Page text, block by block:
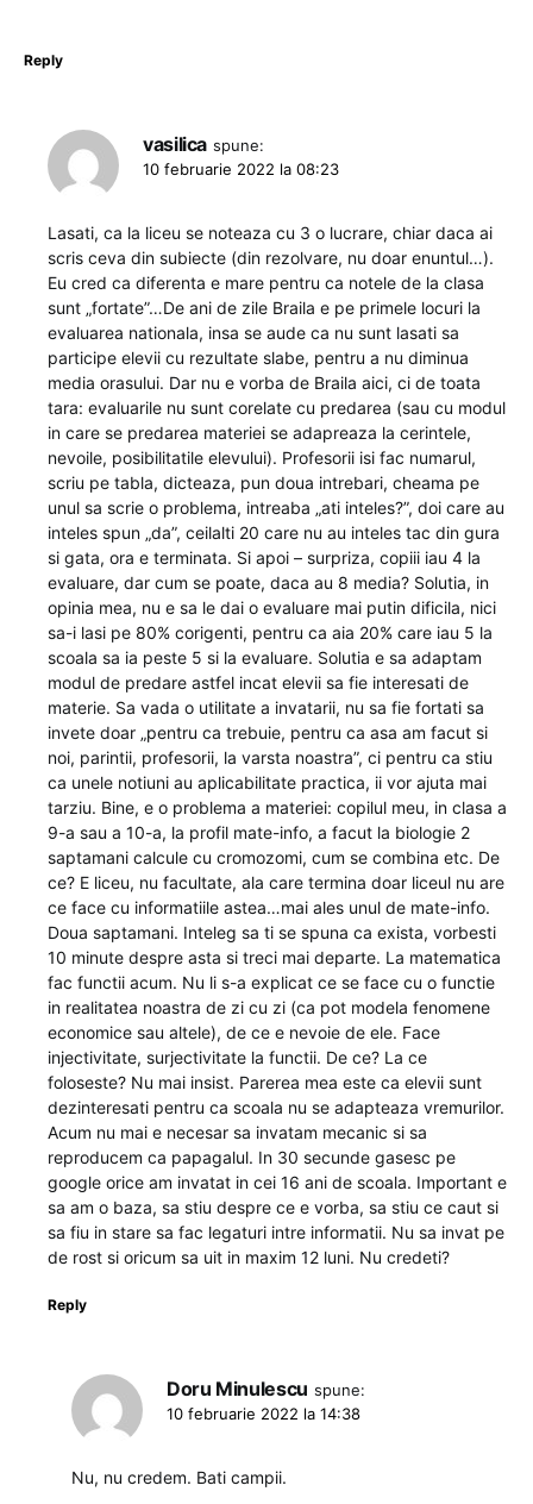
Reply
vasilica spune:
10 februarie 2022 la 08:23
Lasati, ca la liceu se noteaza cu 3 o lucrare, chiar daca ai
scris ceva din subiecte (din rezolvare, nu doar enuntul…).
Eu cred ca diferenta e mare pentru ca notele de la clasa
sunt „fortate”…De ani de zile Braila e pe primele locuri la
evaluarea nationala, insa se aude ca nu sunt lasati sa
participe elevii cu rezultate slabe, pentru a nu diminua
media orasului. Dar nu e vorba de Braila aici, ci de toata
tara: evaluarile nu sunt corelate cu predarea (sau cu modul
in care se predarea materiei se adapreaza la cerintele,
nevoile, posibilitatile elevului). Profesorii isi fac numarul,
scriu pe tabla, dicteaza, pun doua intrebari, cheama pe
unul sa scrie o problema, intreaba „ati inteles?”, doi care au
inteles spun „da”, ceilalti 20 care nu au inteles tac din gura
si gata, ora e terminata. Si apoi – surpriza, copiii iau 4 la
evaluare, dar cum se poate, daca au 8 media? Solutia, in
opinia mea, nu e sa le dai o evaluare mai putin dificila, nici
sa-i lasi pe 80% corigenti, pentru ca aia 20% care iau 5 la
scoala sa ia peste 5 si la evaluare. Solutia e sa adaptam
modul de predare astfel incat elevii sa fie interesati de
materie. Sa vada o utilitate a invatarii, nu sa fie fortati sa
invete doar „pentru ca trebuie, pentru ca asa am facut si
noi, parintii, profesorii, la varsta noastra”, ci pentru ca stiu
ca unele notiuni au aplicabilitate practica, ii vor ajuta mai
tarziu. Bine, e o problema a materiei: copilul meu, in clasa a
9-a sau a 10-a, la profil mate-info, a facut la biologie 2
saptamani calcule cu cromozomi, cum se combina etc. De
ce? E liceu, nu facultate, ala care termina doar liceul nu are
ce face cu informatiile astea…mai ales unul de mate-info.
Doua saptamani. Inteleg sa ti se spuna ca exista, vorbesti
10 minute despre asta si treci mai departe. La matematica
fac functii acum. Nu li s-a explicat ce se face cu o functie
in realitatea noastra de zi cu zi (ca pot modela fenomene
economice sau altele), de ce e nevoie de ele. Face
injectivitate, surjectivitate la functii. De ce? La ce
foloseste? Nu mai insist. Parerea mea este ca elevii sunt
dezinteresati pentru ca scoala nu se adapteaza vremurilor.
Acum nu mai e necesar sa invatam mecanic si sa
reproducem ca papagalul. In 30 secunde gasesc pe
google orice am invatat in cei 16 ani de scoala. Important e
sa am o baza, sa stiu despre ce e vorba, sa stiu ce caut si
sa fiu in stare sa fac legaturi intre informatii. Nu sa invat pe
de rost si oricum sa uit in maxim 12 luni. Nu credeti?
Reply
Doru Minulescu spune:
10 februarie 2022 la 14:38
Nu, nu credem. Bati campii.